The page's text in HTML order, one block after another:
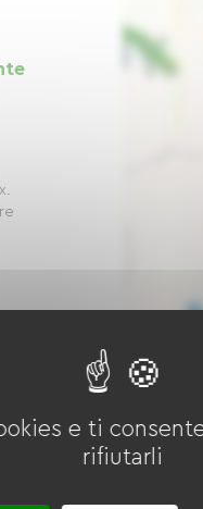
e ti
rifiutarli